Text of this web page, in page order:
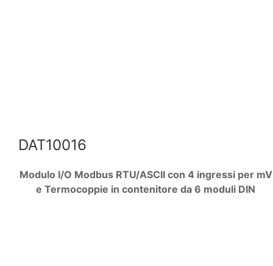
DAT10016
Modulo I/O Modbus RTU/ASCII con 4 ingressi per mV
e Termocoppie in contenitore da 6 moduli DIN